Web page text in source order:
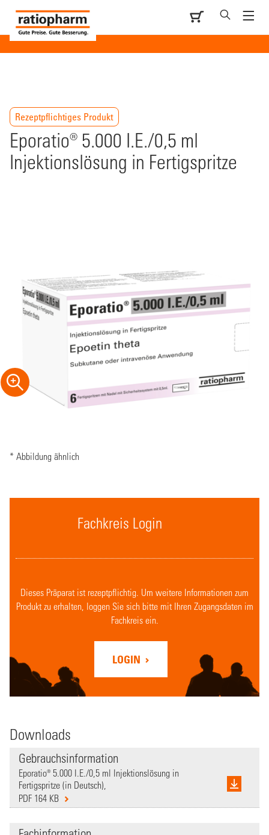
Rezeptpflichtiges Produkt
Eporatio® 5.000 I.E./0,5 ml
Injektionslösung in Fertigspritze
* Abbildung ähnlich
Fachkreis Login
Dieses Präparat ist rezeptpflichtig. Um weitere Informationen zum
Produkt zu erhalten, loggen Sie sich bitte mit Ihren Zugangsdaten im
Fachkreis ein.
LOGIN
Downloads
Gebrauchsinformation
Eporatio® 5.000 I.E./0,5 ml Injektionslösung in
Fertigspritze (in Deutsch),
PDF 164 KB